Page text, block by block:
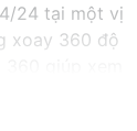
24 tại một vị
xoay 360 độ
2 mắt
vực giám sát